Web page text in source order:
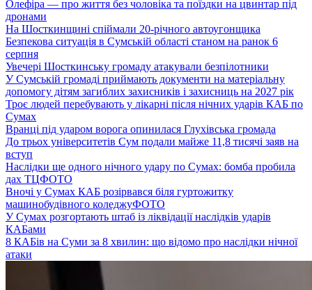
Олефіра — про життя без чоловіка та поїздки на цвинтар під
дронами
На Шосткинщині спіймали 20-річного автоугонщика
Безпекова ситуація в Сумській області станом на ранок 6
серпня
Увечері Шосткинську громаду атакували безпілотники
У Сумській громаді приймають документи на матеріальну
допомогу дітям загиблих захисників і захисниць на 2027 рік
Троє людей перебувають у лікарні після нічних ударів КАБ по
Сумах
Вранці під ударом ворога опинилася Глухівська громада
До трьох університетів Сум подали майже 11,8 тисячі заяв на
вступ
Наслідки ще одного нічного удару по Сумах: бомба пробила
дах ТЦФОТО
Вночі у Сумах КАБ розірвався біля гуртожитку
машинобудівного коледжуФОТО
У Сумах розгортають штаб із ліквідації наслідків ударів
КАБами
8 КАБів на Суми за 8 хвилин: що відомо про наслідки нічної
атаки